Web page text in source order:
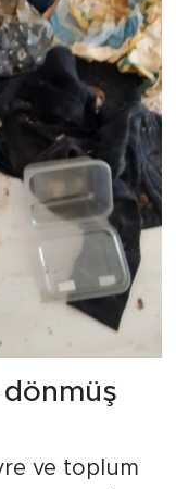
ve toplum